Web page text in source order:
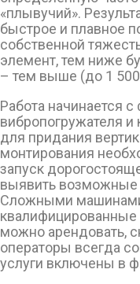
«плывучий».
быстрое и плавное
собственной
элемент, тем ниже
– тем выше (до 1
Работа начинается
вибропогружателя
для придания
монтирования
запуск
выявить возможные
Сложными машинами
квалифицированные
можно арендовать,
операторы всегда
услуги включены в